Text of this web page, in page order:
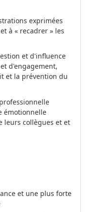
exprimées
à « recadrer » les
et d'influence
d'engagement,
et la prévention du
émotionnelle
leurs collègues et et
et une plus forte